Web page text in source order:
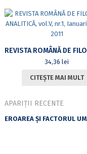
34,36lei
CITEȘTE MAI MULT
APARIȚII RECENTE
EROAREA ȘI FACTORUL